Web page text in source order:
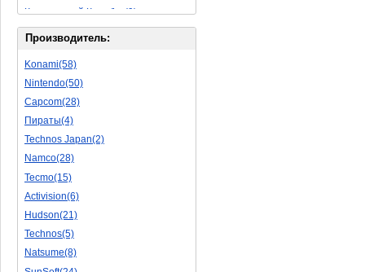
Космический Корабль(9)
Баскетбол(10)
Мультфильм(20)
Роботы(15)
Дебильные(1)
2D(164)
На Русском Языке(11)
Бокс(6)
Карате(11)
Избей Их Всех(22)
Мотокросс(4)
Реслинг(10)
Подводная Лодка(2)
Производитель:
Konami(58)
Nintendo(50)
Capcom(28)
Пираты(4)
Technos Japan(2)
Namco(28)
Tecmo(15)
Activision(6)
Hudson(21)
Technos(5)
Natsume(8)